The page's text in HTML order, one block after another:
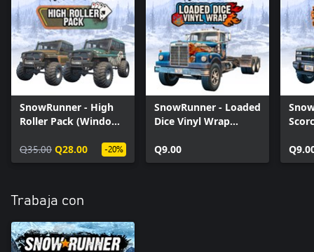
SnowRunner - High
Roller Pack (Windows
Q35.00 Q28.00 -20%
SnowRunner - Loaded
Dice Vinyl Wrap
Q9.00
Trabaja con